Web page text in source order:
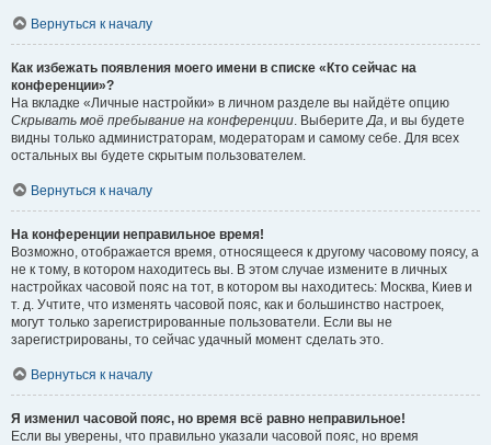
Вернуться к началу
Как избежать появления моего имени в списке «Кто сейчас на
конференции»?
На вкладке «Личные настройки» в личном разделе вы найдёте опцию
Скрывать моё пребывание на конференции. ВыберитеДа, и вы будете
видны только администраторам, модераторам и самому себе. Для всех
остальных вы будете скрытым пользователем.
Вернуться к началу
На конференции неправильное время!
Возможно, отображается время, относящееся к другому часовому поясу, а
не к тому, в котором находитесь вы. В этом случае измените в личных
настройках часовой пояс на тот, в котором вы находитесь: Москва, Киев и
т. д. Учтите, что изменять часовой пояс, как и большинство настроек,
могут только зарегистрированные пользователи. Если вы не
зарегистрированы, то сейчас удачный момент сделать это.
Вернуться к началу
Я изменил часовой пояс, но время всё равно неправильное!
Если вы уверены, что правильно указали часовой пояс, но время